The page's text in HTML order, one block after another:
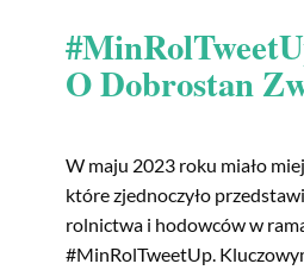
O Dobrostan
W maju 2023 roku miało
które zjednoczyło
rolnictwa i hodowców w
#MinRolTweetUp.